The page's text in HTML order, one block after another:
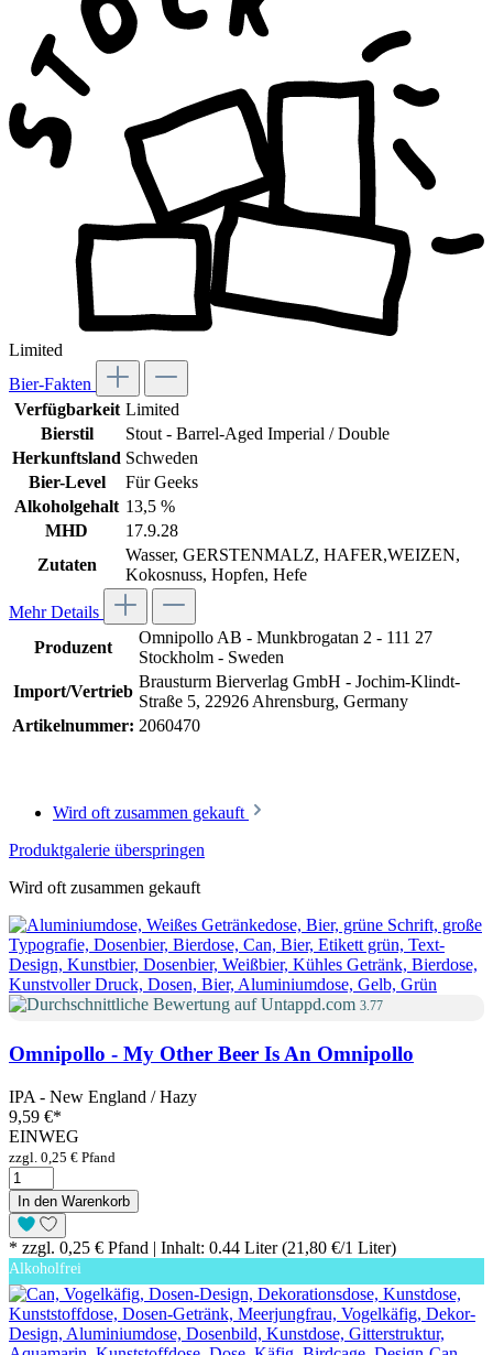
Limited
Bier-Fakten
Verfügbarkeit Limited
Bierstil
Stout - Barrel-Aged Imperial / Double
Herkunftsland Schweden
Bier-Level
Für Geeks
Alkoholgehalt 13,5 %
MHD
17.9.28
Zutaten
Wasser, GERSTENMALZ, HAFER,WEIZEN,
Kokosnuss, Hopfen, Hefe
Mehr Details
Produzent
Omnipollo AB - Munkbrogatan 2 - 111 27
Stockholm - Sweden
Import/Vertrieb
Brausturm Bierverlag GmbH - Jochim-Klindt-
Straße 5, 22926 Ahrensburg, Germany
Artikelnummer: 2060470
Wird oft zusammen gekauft
Produktgalerie überspringen
Wird oft zusammen gekauft
3.77
Omnipollo - My Other Beer Is An Omnipollo
IPA - New England / Hazy
9,59 €*
EINWEG
zzgl. 0,25 € Pfand
In den Warenkorb
* zzgl. 0,25 € Pfand | Inhalt: 0.44 Liter (21,80 €/1 Liter)
Alkoholfrei